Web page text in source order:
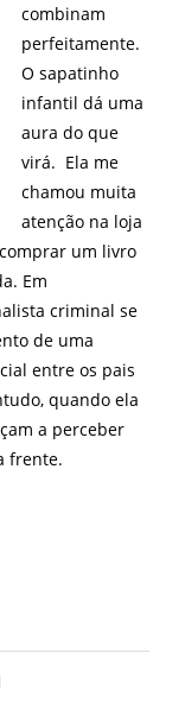
combinam
perfeitamente.
O sapatinho
infantil dá uma
aura do que
virá. Ela me
chamou muita
atenção na loja
um livro
Em
criminal se
de uma
entre os pais
quando ela
a perceber
frente.